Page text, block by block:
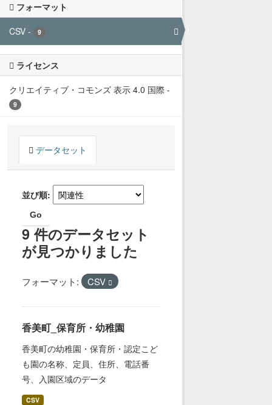
フォーマット
CSV - 9
ライセンス
クリエイティブ・コモンズ 表示 4.0 国際 -
9
データセット
並び順
Go
9 件のデータセット
が見つかりました
フォーマット: CSV
香美町_保育所・幼稚園
香美町の幼稚園・保育所・認定こど
も園の名称、定員、住所、電話番
号、入園区域のデータ
CSV